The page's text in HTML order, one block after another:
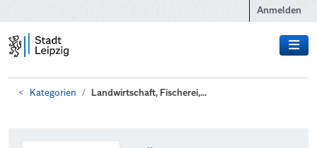
Anmelden
Kategorien Landwirtschaft, Fischerei,...